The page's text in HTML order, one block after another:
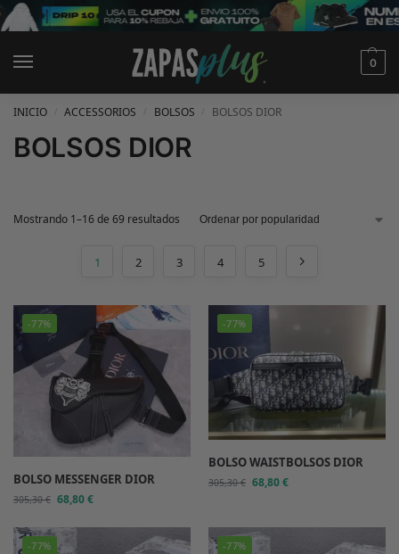
0
INICIO ACCESSORIOS BOLSOS BOLSOS DIOR
BOLSOS DIOR
Mostrando 1–16 de 69 resultados
1 2 3 4 5
-77%
BOLSO MESSENGER DIOR
305,30€ 68,80€
-77%
BOLSO WAISTBOLSOS DIOR
305,30€ 68,80€
-77% -77%